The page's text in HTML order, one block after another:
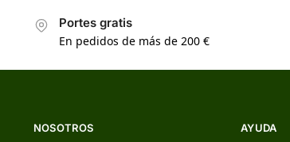
Portes gratis
En pedidos de más de 200 €
NOSOTROS AYUDA